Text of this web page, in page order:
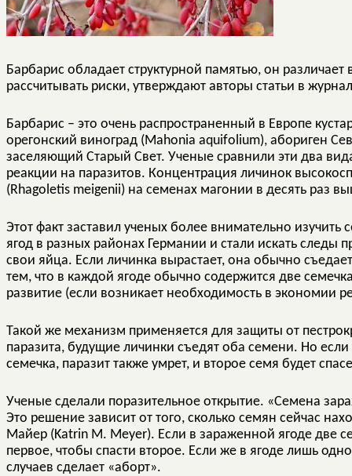
Барбарис обладает структурной памятью, он
рассчитывать риски, утверждают авторы статьи в
Барбарис – это очень распространенный в Европе
орегонский виноград (Mahonia aquifolium), абориген
заселяющий Старый Свет. Ученые сравнили эти два
реакции на паразитов. Концентрация личинок
(Rhagoletis meigenii) на семенах магонии в десять раз
Этот факт заставил ученых более внимательно
ягод в разных районах Германии и стали искать следы
свои яйца. Если личинка вырастает, она обычно
тем, что в каждой ягоде обычно содержится две
развитие (если возникает необходимость в экономии
Такой же механизм применяется для защиты от
паразита, будущие личинки съедят оба семени. Но
семечка, паразит также умрет, и второе семя будет
Ученые сделали поразительное открытие. «Семена
Это решение зависит от того, сколько семян сейчас
Майер (Katrin M. Meyer). Если в зараженной ягоде две
первое, чтобы спасти второе. Если же в ягоде лишь
случаев сделает «аборт».